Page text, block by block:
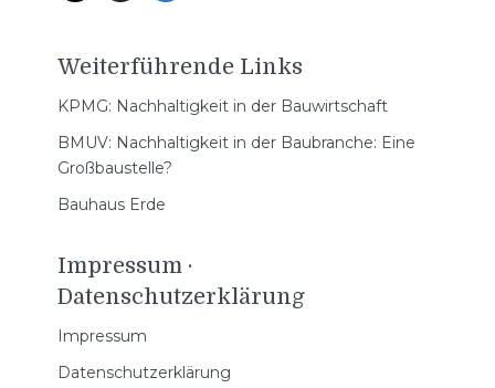
Weiterführende Links
KPMG: Nachhaltigkeit in der Bauwirtschaft
BMUV: Nachhaltigkeit in der Baubranche: Eine
Großbaustelle?
Bauhaus Erde
Impressum ·
Datenschutzerklärung
Impressum
Datenschutzerklärung